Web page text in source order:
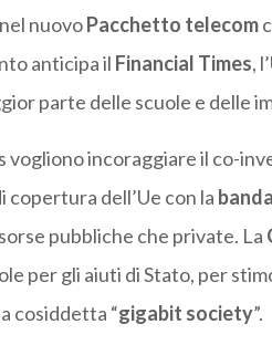
nuovoPacchetto telecom
anticipa il Financial Times,
parte delle scuole e delle
incoraggiare il co-
dell’Ue con la
pubbliche che private. La
per gli aiuti di Stato, per
cosiddetta “gigabit society”.